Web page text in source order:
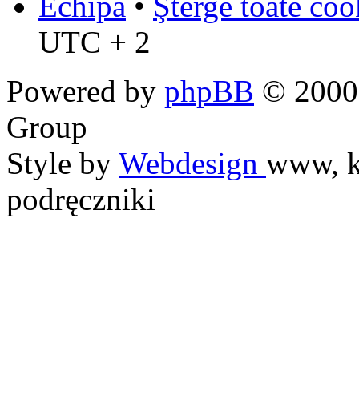
UTC + 2
Powered by phpBB ©
Group
Style by Webdesign www,
podręczniki